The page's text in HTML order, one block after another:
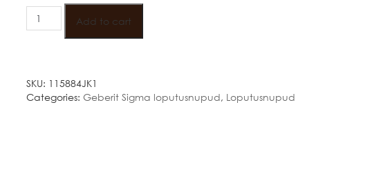
GEBERIT
SIGMA21
Add to cart
SKU: 115884JK1
Categories: Geberit Sigma loputusnupud, Loputusnupud